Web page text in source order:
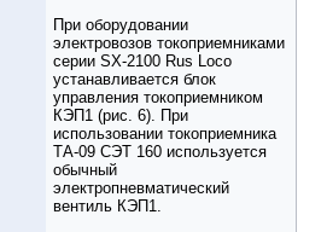
При оборудовании
электровозов токоприемниками
серии SX-2100 Rus Loco
устанавливается блок
управления токоприемником
КЭП1 (рис. 6). При
использовании токоприемника
ТА-09 СЭТ 160 используется
обычный
электропневматический
вентиль КЭП1.